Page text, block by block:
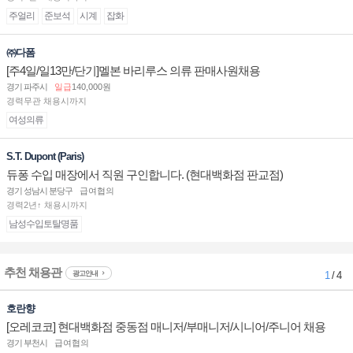
주얼리 준보석 시계 잡화
㈜다폼
[주4일/일13만/단기]멜본 바리루스 의류 판매사원채용
경기 파주시 일급140,000원
경력무관 채용시까지
여성의류
S.T. Dupont (Paris)
듀퐁 수입 매장에서 직원 구인합니다. (현대백화점 판교점)
경기 성남시 분당구
급여협의
경력2년↑ 채용시까지
남성수입토탈명품
추천 채용관 광고안내 1/ 4
호란향
[오레코코] 현대백화점 중동점 매니저/부매니저/시니어/주니어 채용
경기 부천시
급여협의